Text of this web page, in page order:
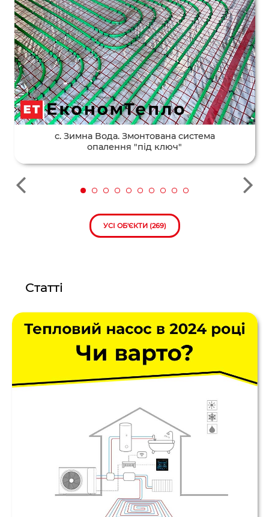
с. Зимна Вода. Змонтована система
опалення "під ключ"
УСІ ОБ'ЄКТИ (269)
Статті